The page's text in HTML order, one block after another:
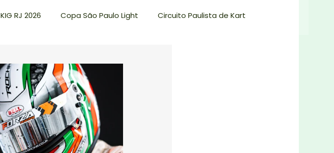
KIG RJ 2026 Copa São Paulo Light Circuito Paulista de Kart